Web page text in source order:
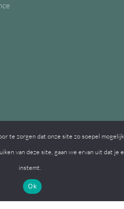
te zorgen dat onze site zo soepel
van deze site, gaan we ervan uit dat je
instemt.
Ok